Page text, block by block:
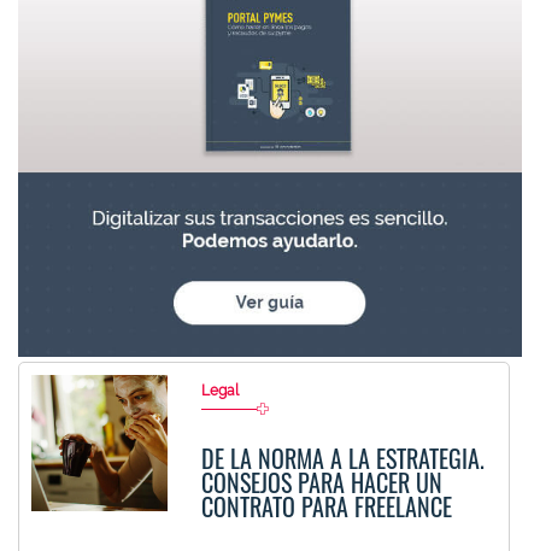
Legal
DE LA NORMA A LA ESTRATEGIA.
CONSEJOS PARA HACER UN
CONTRATO PARA FREELANCE